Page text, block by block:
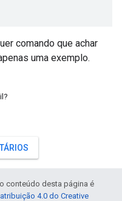
comando que achar
uma exemplo.
conteúdo desta página é
4.0 do Creative